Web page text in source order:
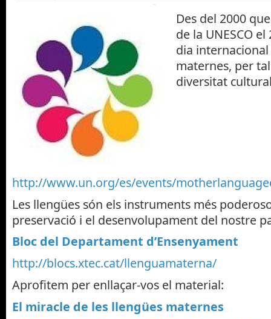
Pau i Convivència
Des del 2000
de la UNESCO
dia
maternes, per
diversitat
http://www.un.org/es/events/
Les llengües són els instruments més
preservació i el desenvolupament del nostre
Bloc del Departament d’Ensenyament
http://blocs.xtec.cat/llenguamaterna/
Aprofitem per enllaçar-vos el material:
El miracle de les llengües maternes